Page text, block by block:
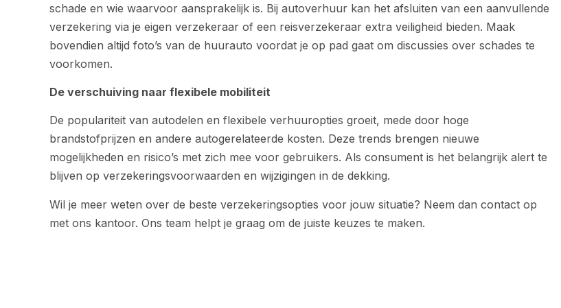
schade en wie waarvoor aansprakelijk is. Bij autoverhuur kan het afsluiten van een aanvullende
verzekering via je eigen verzekeraar of een reisverzekeraar extra veiligheid bieden. Maak
bovendien altijd foto’s van de huurauto voordat je op pad gaat om discussies over schades te
voorkomen.
De verschuiving naar flexibele mobiliteit
De populariteit van autodelen en flexibele verhuuropties groeit, mede door hoge
brandstofprijzen en andere autogerelateerde kosten. Deze trends brengen nieuwe
mogelijkheden en risico’s met zich mee voor gebruikers. Als consument is het belangrijk alert te
blijven op verzekeringsvoorwaarden en wijzigingen in de dekking.
Wil je meer weten over de beste verzekeringsopties voor jouw situatie? Neem dan contact op
met ons kantoor. Ons team helpt je graag om de juiste keuzes te maken.